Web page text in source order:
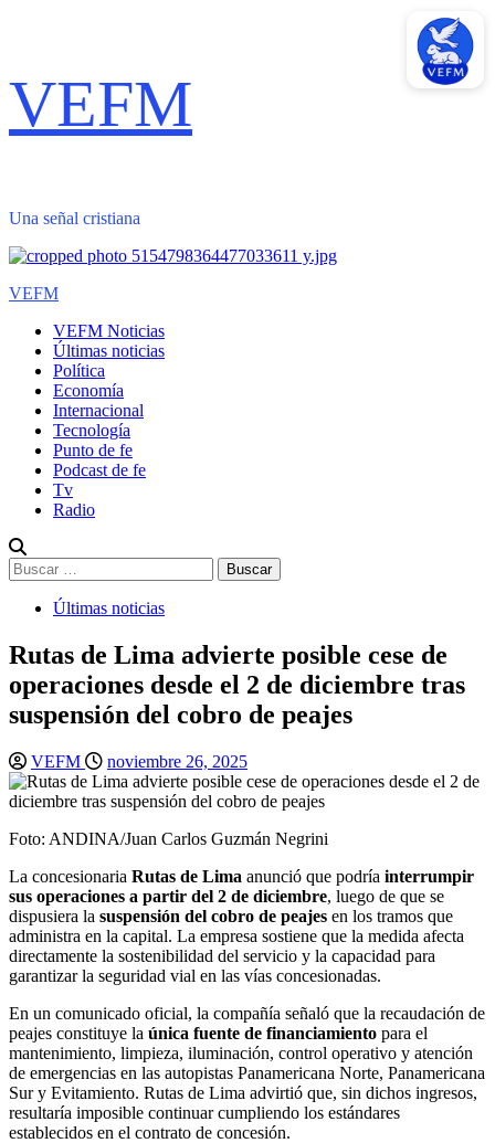
al
contenido
VEFM
Una señal cristiana
Menú
VEFM
VEFM Noticias
Últimas noticias
Política
Economía
Internacional
Tecnología
Punto de fe
Podcast de fe
Tv
Radio
Buscar:
Últimas noticias
Rutas de Lima advierte posible cese de
operaciones desde el 2 de diciembre tras
suspensión del cobro de peajes
VEFM noviembre 26, 2025
Foto: ANDINA/Juan Carlos Guzmán Negrini
La concesionaria Rutas de Lima anunció que podría interrumpir
sus operaciones a partir del 2 de diciembre, luego de que se
dispusiera la suspensión del cobro de peajes en los tramos que
administra en la capital. La empresa sostiene que la medida afecta
directamente la sostenibilidad del servicio y la capacidad para
garantizar la seguridad vial en las vías concesionadas.
En un comunicado oficial, la compañía señaló que la recaudación de
peajes constituye la única fuente de financiamiento para el
mantenimiento, limpieza, iluminación, control operativo y atención
de emergencias en las autopistas Panamericana Norte, Panamericana
Sur y Evitamiento. Rutas de Lima advirtió que, sin dichos ingresos,
resultaría imposible continuar cumpliendo los estándares
establecidos en el contrato de concesión.